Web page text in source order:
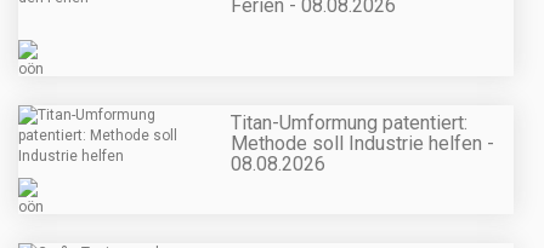
Ferien - 08.08.2026
Titan-Umformung patentiert:
Methode soll Industrie helfen -
08.08.2026